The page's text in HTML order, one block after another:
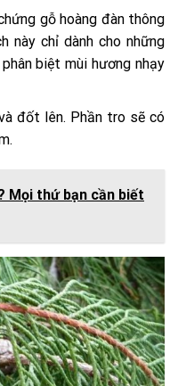
gỗ hoàng đàn thông
này chỉ dành cho những
biệt mùi hương nhạy
đốt lên. Phần tro sẽ có
Mọi thứ bạn cần biết